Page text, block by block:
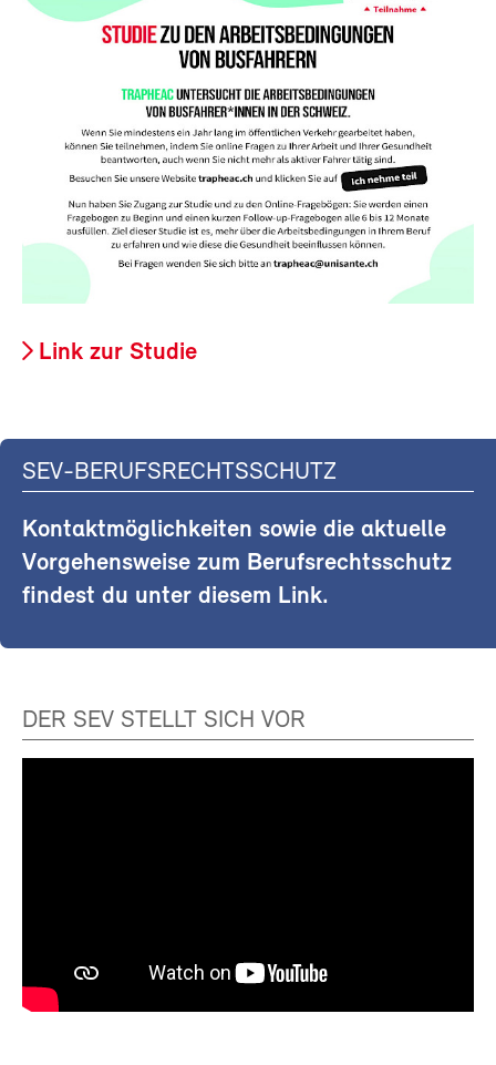
Link zur Studie
SEV-BERUFSRECHTSSCHUTZ
Kontaktmöglichkeiten sowie die aktuelle
Vorgehensweise zum Berufsrechtsschutz
findest du unter diesem Link.
DER SEV STELLT SICH VOR